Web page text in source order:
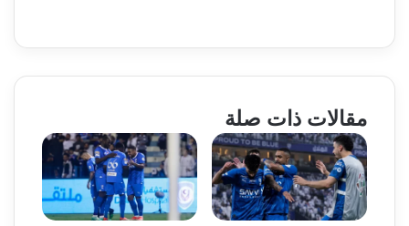
مقالات ذات صلة